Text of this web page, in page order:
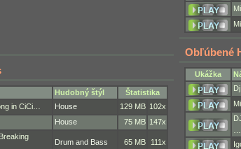
Hudobný štýl
Štatistika
in CiCi…
House 129 MB 102x
House 75 MB 147x
Drum and Bass 65 MB 111x
Obľúbené
Ukážka